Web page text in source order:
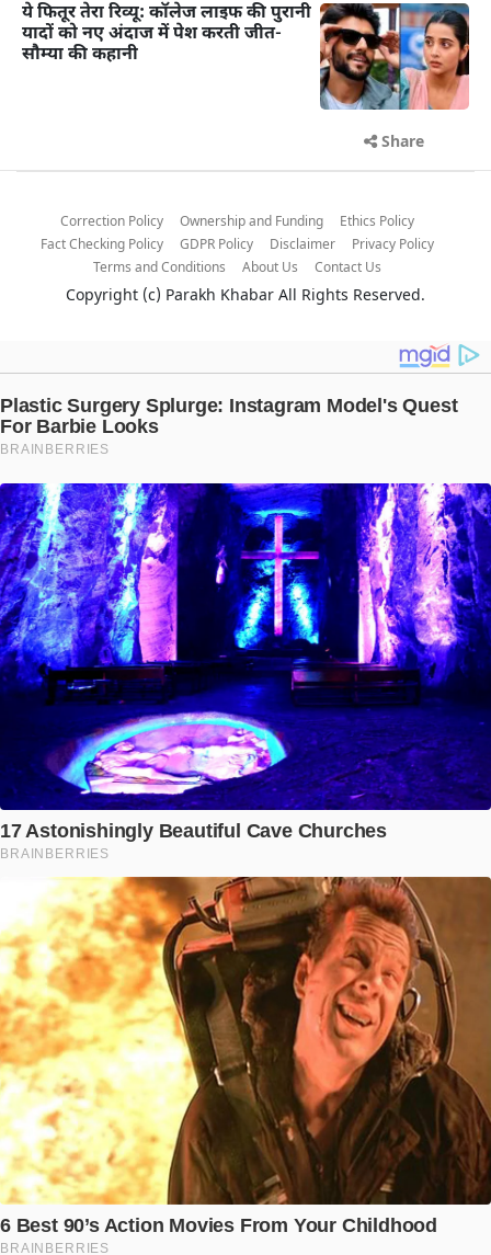
ये फितूर तेरा रिव्यू: कॉलेज लाइफ की पुरानी
यादों को नए अंदाज में पेश करती जीत-
सौम्या की कहानी
Share
Correction Policy Ownership and Funding
Ethics Policy
Fact Checking Policy
GDPR Policy Disclaimer
Privacy Policy
Terms and Conditions
About Us Contact Us
Copyright (c) Parakh Khabar All Rights Reserved.